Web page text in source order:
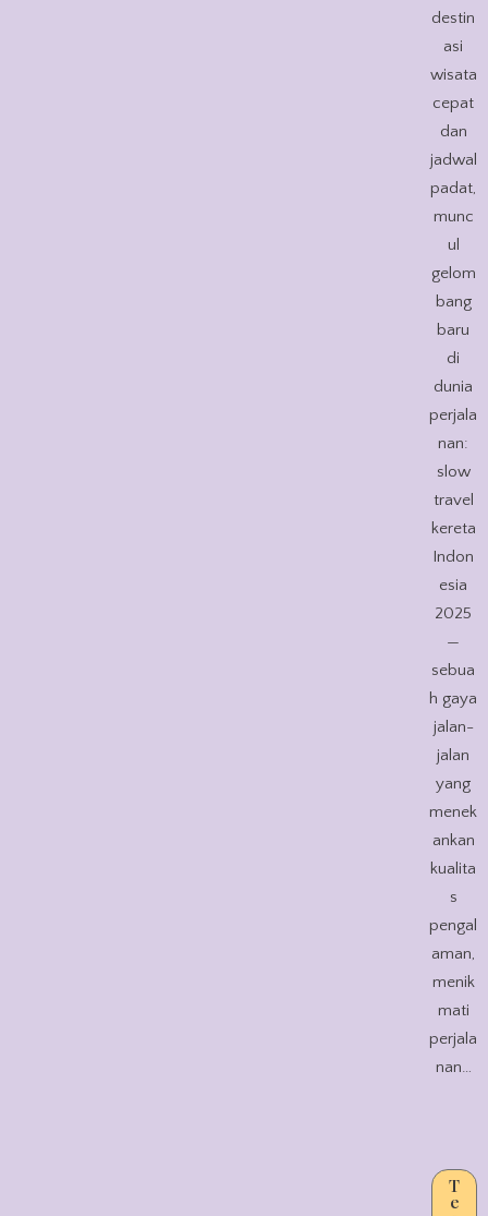
destin
asi
wisata
cepat
dan
jadwal
padat,
munc
ul
gelom
bang
baru
di
dunia
perjala
nan:
slow
travel
kereta
Indon
esia
2025
—
sebua
h gaya
jalan-
jalan
yang
menek
ankan
kualita
s
pengal
aman,
menik
mati
perjala
nan…
T
e